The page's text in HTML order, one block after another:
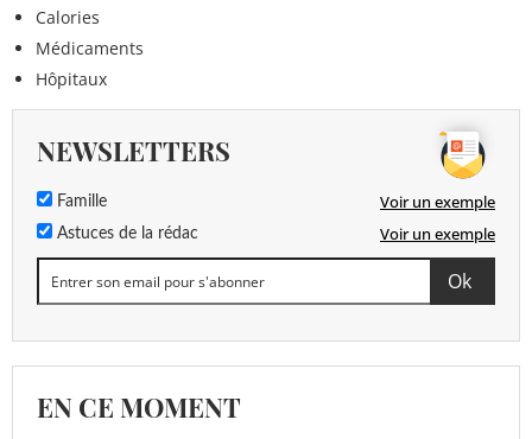
Calories
Médicaments
Hôpitaux
NEWSLETTERS
Famille Voir un exemple
Astuces de la rédac Voir un exemple
EN CE MOMENT